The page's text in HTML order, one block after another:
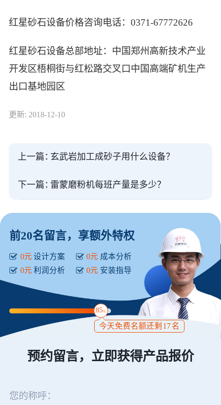
红星砂石设备价格咨询电话：0371-67772626
红星砂石设备总部地址：中国郑州高新技术产业
开发区梧桐街与红松路交叉口中国高端矿机生产
出口基地园区
更新: 2018-12-10
上一篇：玄武岩加工成砂子用什么设备？
下一篇：雷蒙磨粉机每班产量是多少？
前20名留言，享额外特权
0元 设计方案 0元 成本分析
0元 利润分析 0元 安装指导
85%
今天免费名额还剩 17名
预约留言，立即获得产品报价